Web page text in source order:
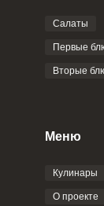
Фото до
Салаты
Первые
Вторые
Меню
Кулинары
О проекте